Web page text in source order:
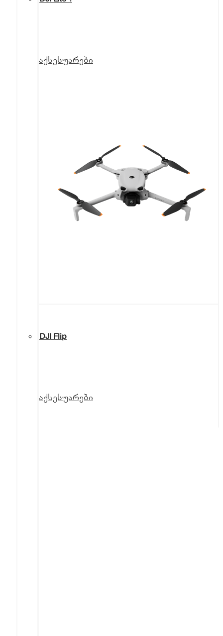
აქსესუარები
DJI Flip
აქსესუარები